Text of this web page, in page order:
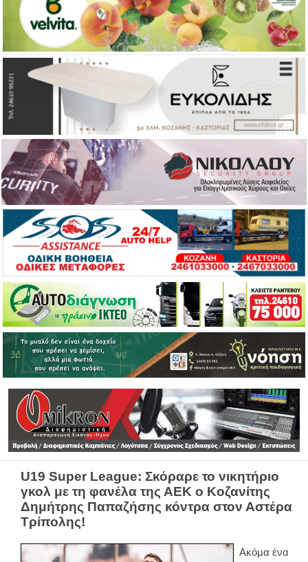
U19 Super League: Σκόραρε το νικητήριο
γκολ με τη φανέλα της ΑΕΚ ο Κοζανίτης
Δημήτρης Παπαζήσης κόντρα στον Αστέρα
Τρίπολης!
Ακόμα ένα